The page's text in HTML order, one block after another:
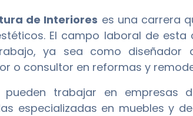
de Interiores es una carrera
El campo laboral de
ya sea como diseñador
o consultor en reformas y
trabajar en empresas
especializadas en muebles y